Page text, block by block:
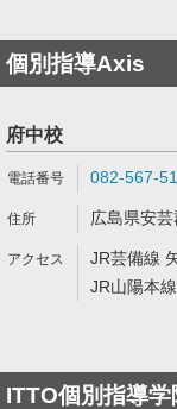
個別指導Axis
府中校
082-567-
広島県安
JR芸備線
JR山陽本
ITTO個別指導学